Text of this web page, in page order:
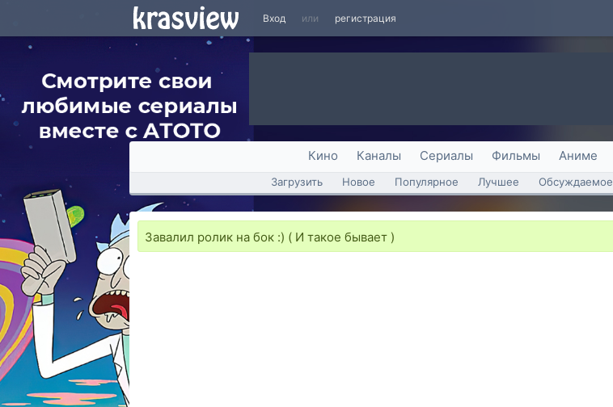
Вход или регистрация
Кино Каналы Сериалы Фильмы Аниме
Загрузить Новое Популярное Лучшее Обсуждаемое
Завалил ролик на бок :) ( И такое бывает )